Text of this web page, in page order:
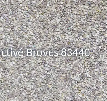
Broves 83440